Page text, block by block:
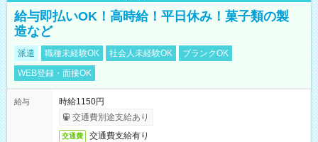
給与即払いOK！高時給！平日休み！菓子類の製
造など
派遣 職種未経験OK 社会人未経験OK
ブランクOK
WEB登録・面接OK
給与
時給1150円
交通費別途支給あり
交通費 交通費支給有り